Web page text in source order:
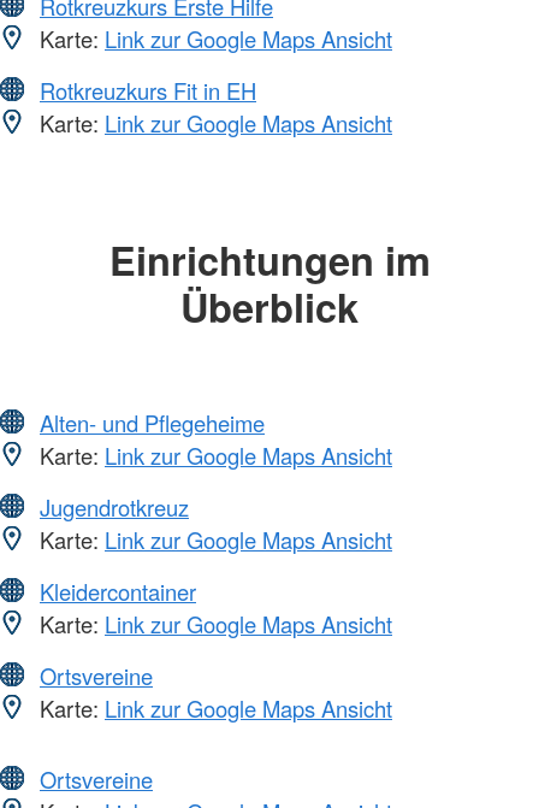
Karte: Link zur Google Maps Ansicht
Rotkreuzkurs Fit in EH
Karte: Link zur Google Maps Ansicht
Einrichtungen im
Überblick
Alten- und Pflegeheime
Karte: Link zur Google Maps Ansicht
Jugendrotkreuz
Karte: Link zur Google Maps Ansicht
Kleidercontainer
Karte: Link zur Google Maps Ansicht
Ortsvereine
Karte: Link zur Google Maps Ansicht
Ortsvereine